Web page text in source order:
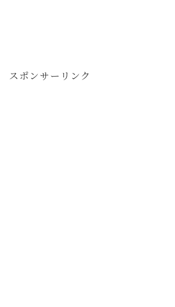
スポンサーリンク